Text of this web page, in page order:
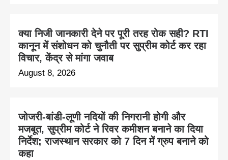
क्या निजी जानकारी देने पर पूरी तरह रोक सही? RTI
कानून में संशोधन को चुनौती पर सुप्रीम कोर्ट कर रहा
विचार, केंद्र से मांगा जवाब
August 8, 2026
जोजरी-बांडी-लूणी नदियों की निगरानी होगी और
मजबूत, सुप्रीम कोर्ट ने रिवर कमीशन बनाने का दिया
निर्देश; राजस्थान सरकार को 7 दिन में ग्रुप बनाने को
कहा